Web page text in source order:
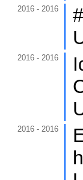
2016 - 2016
2016 - 2016
2016 - 2016